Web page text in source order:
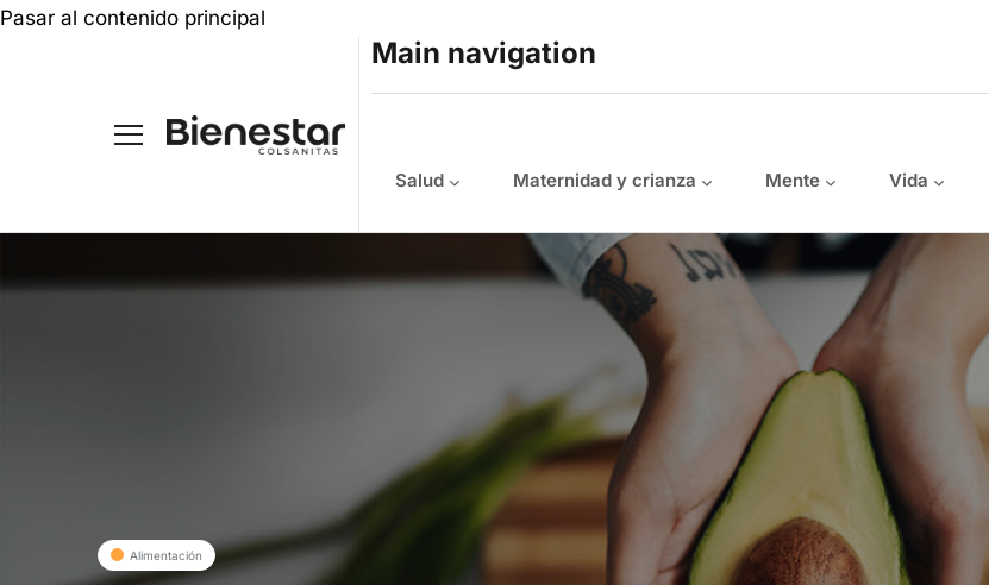
Pasar al contenido principal
Main navigation
Salud Maternidad y crianza Mente Vida
Alimentación